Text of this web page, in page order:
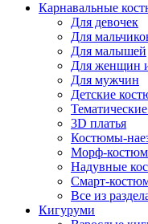
Карнавальные
Для девочек
Для
Для малышей
Для женщин
Для мужчин
Детские
3D платья
Костюмы-
Морф-
Надувные
Смарт-
Все из
Кигуруми